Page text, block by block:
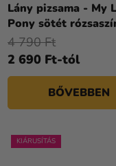
Lány pizsama - My
Pony sötét
2 690 Ft-tól
4 790 Ft
BŐVEBBEN
KIÁRUSÍTÁS